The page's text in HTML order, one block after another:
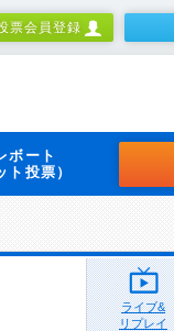
票会員登録
ボート
ト投票）
ライブ&
リプレイ